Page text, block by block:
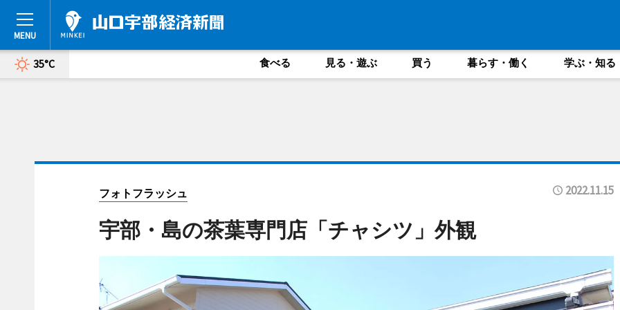
35°C 食べる 見る・遊ぶ 買う 暮らす・働く 学ぶ・知る
フォトフラッシュ 2022.11.15
宇部・島の茶葉専門店「チャシツ」外観